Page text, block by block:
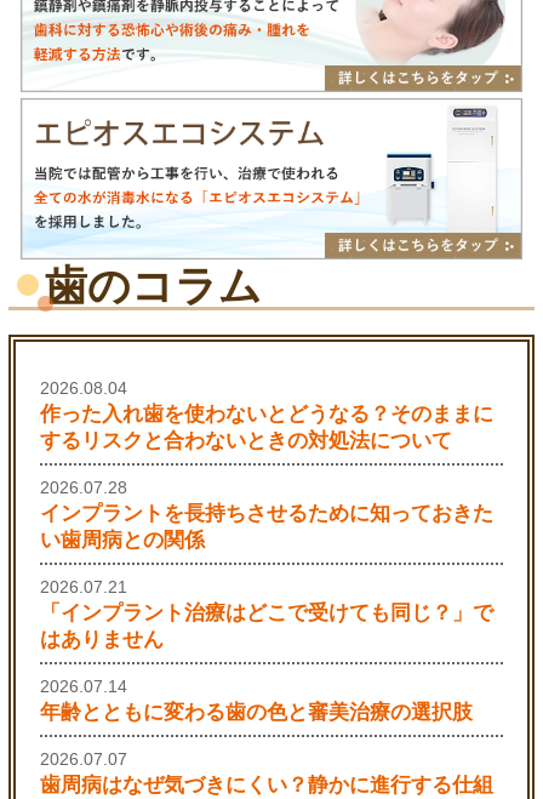
歯のコラム
2026.08.04
作った入れ歯を使わないとどうなる？そのままに
するリスクと合わないときの対処法について
2026.07.28
インプラントを長持ちさせるために知っておきた
い歯周病との関係
2026.07.21
「インプラント治療はどこで受けても同じ？」で
はありません
2026.07.14
年齢とともに変わる歯の色と審美治療の選択肢
2026.07.07
歯周病はなぜ気づきにくい？静かに進行する仕組